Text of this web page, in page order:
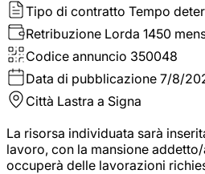
Tipo di contratto Tempo
Retribuzione Lorda 1450
Codice annuncio 350048
Data di pubblicazione 7/8/
Città Lastra a Signa
La risorsa individuata sarà
lavoro, con la mansione
occuperà delle lavorazioni